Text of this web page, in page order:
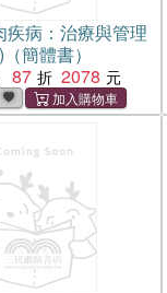
疾病：治療與管理
簡體書）
87 2078